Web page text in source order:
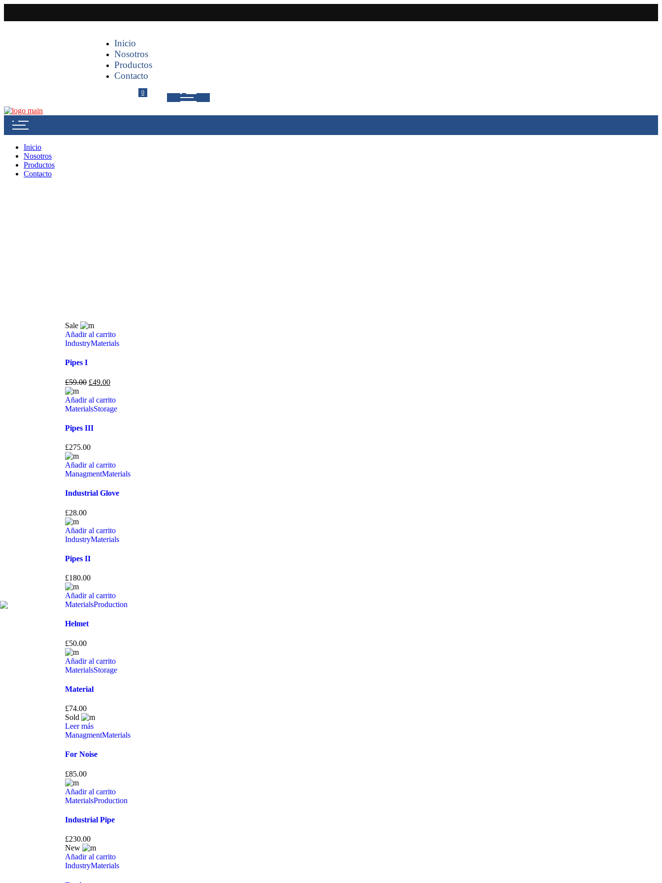
Inicio
Nosotros
Productos
Contacto
0
Inicio
Nosotros
Productos
Contacto
Sale
Añadir al carrito
IndustryMaterials
Pipes I
£59.00 £49.00
Añadir al carrito
MaterialsStorage
Pipes III
£275.00
Añadir al carrito
ManagmentMaterials
Industrial Glove
£28.00
Añadir al carrito
IndustryMaterials
Pipes II
£180.00
Añadir al carrito
MaterialsProduction
Helmet
£50.00
Añadir al carrito
MaterialsStorage
Material
£74.00
Sold
Leer más
ManagmentMaterials
For Noise
£85.00
Añadir al carrito
MaterialsProduction
Industrial Pipe
£230.00
New
Añadir al carrito
IndustryMaterials